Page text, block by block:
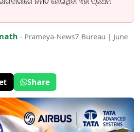
- Prameya-News7 Bureau | June
Share